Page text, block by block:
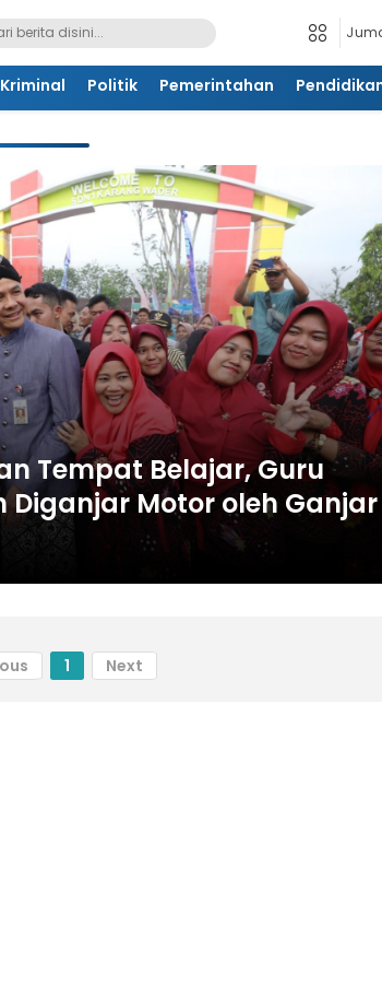
Politik Pemerintahan
Tempat Belajar, Guru
Diganjar Motor oleh Ganjar
1 Next